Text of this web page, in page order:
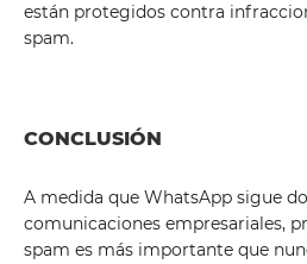
están protegidos contra
spam.
CONCLUSIÓN
A medida que WhatsApp sigue
comunicaciones empresariales,
spam es más importante que